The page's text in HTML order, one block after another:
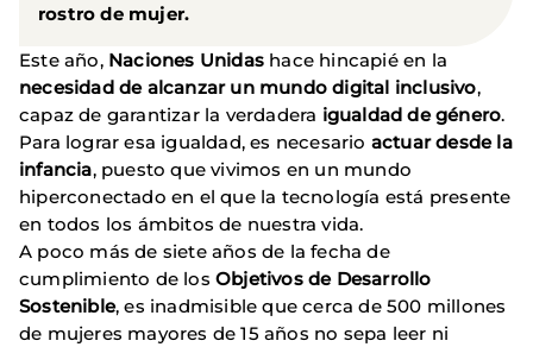
rostro de mujer.
Este año, Naciones Unidas hace hincapié en la
necesidad de alcanzar un mundo digital inclusivo,
capaz de garantizar la verdadera igualdad de género.
Para lograr esa igualdad, es necesario actuar desde la
infancia, puesto que vivimos en un mundo
hiperconectado en el que la tecnología está presente
en todos los ámbitos de nuestra vida.
A poco más de siete años de la fecha de
cumplimiento de los Objetivos de Desarrollo
Sostenible, es inadmisible que cerca de 500 millones
de mujeres mayores de 15 años no sepa leer ni